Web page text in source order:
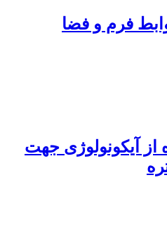
فرم و فضا
از آیکونولوژی جهت